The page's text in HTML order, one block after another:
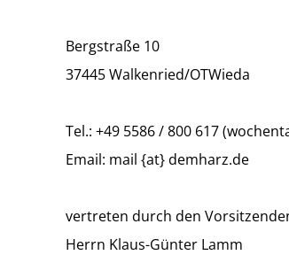
Bergstraße 10
37445 Walkenried/OTWieda
Tel.: +49 5586 / 800 617
Email: mail {at} demharz.de
vertreten durch den
Herrn Klaus-Günter Lamm